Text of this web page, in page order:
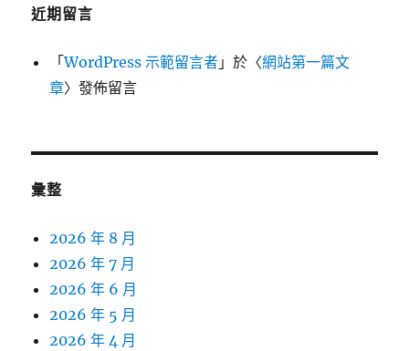
近期留言
「WordPress 示範留言者 」於〈網站第一篇文
章〉發佈留言
彙整
2026 年 8 月
2026 年 7 月
2026 年 6 月
2026 年 5 月
2026 年 4 月